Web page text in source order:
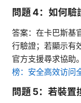
問題 4：如何驗
答案：在卡巴斯基
行驗證；若顯示有
官方支援尋求協助。
榜：安全高效访问
問題 5：若裝置